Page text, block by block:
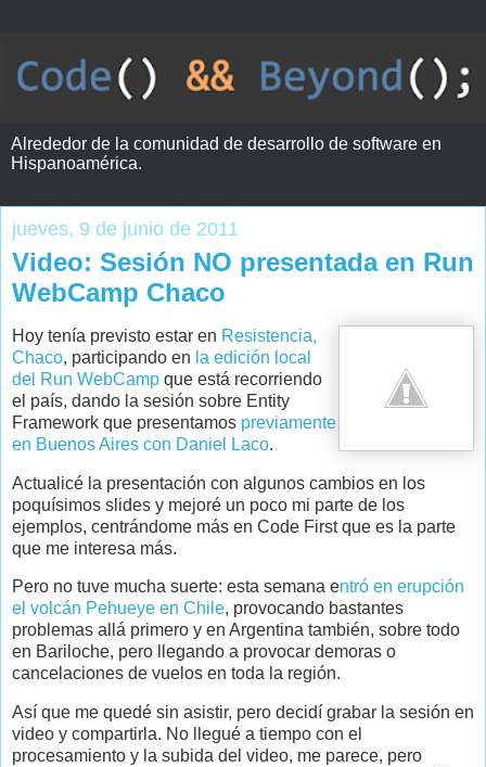
Alrededor de la comunidad de desarrollo de software en
Hispanoamérica.
jueves, 9 de junio de 2011
Video: Sesión NO presentada en Run
WebCamp Chaco
Hoy tenía previsto estar en Resistencia,
Chaco, participando en la edición local
del Run WebCamp que está recorriendo
el país, dando la sesión sobre Entity
Framework que presentamos previamente
en Buenos Aires con Daniel Laco.
Actualicé la presentación con algunos cambios en los
poquísimos slides y mejoré un poco mi parte de los
ejemplos, centrándome más en Code First que es la parte
que me interesa más.
Pero no tuve mucha suerte: esta semana entró en erupción
el volcán Pehueye en Chile, provocando bastantes
problemas allá primero y en Argentina también, sobre todo
en Bariloche, pero llegando a provocar demoras o
cancelaciones de vuelos en toda la región.
Así que me quedé sin asistir, pero decidí grabar la sesión en
video y compartirla. No llegué a tiempo con el
procesamiento y la subida del video, me parece, pero